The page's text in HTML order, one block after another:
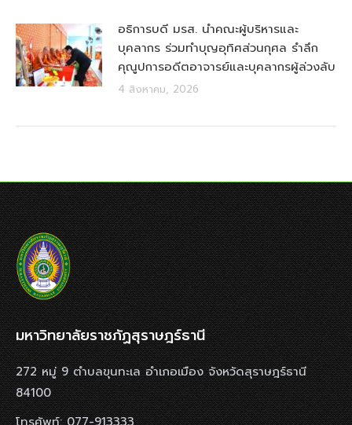
อธิการบดี มรส. นำคณะผู้บริหารและ
บุคลากร ร่วมทำบุญอุทิศส่วนกุศล รำลึก
คุณูปการอดีตอาจารย์และบุคลากรผู้ล่วงลับ
4 สิงหาคม, 2026
มหาวิทยาลัยราชภัฏสุราษฎร์ธานี
272 หมู่ 9 ตำบลขุนทะเล อำเภอเมือง จังหวัดสุราษฎร์ธานี
84100